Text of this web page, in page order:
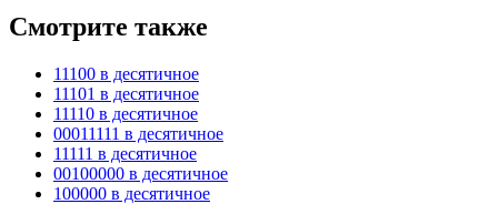
Смотрите также
11100 в десятичное
11101 в десятичное
11110 в десятичное
00011111 в десятичное
11111 в десятичное
00100000 в десятичное
100000 в десятичное